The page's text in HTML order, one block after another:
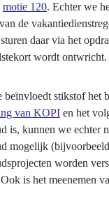
motie 120. Echter we
de
daar via het
wordt ontwricht.
beïnvloedt stikstof het
van KOPI en het
is, kunnen we echter
mogelijk
worden
is het meenemen